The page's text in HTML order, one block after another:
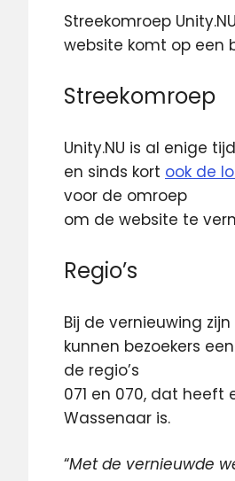
Streekomroep
website komt op een
Streekomroep
Unity.NU is al enige
en sinds kort ook de
voor de omroep
om de website te
Regio’s
Bij de vernieuwing
kunnen bezoekers
de regio’s
071 en 070, dat heeft
Wassenaar is.
“Met de vernieuwde